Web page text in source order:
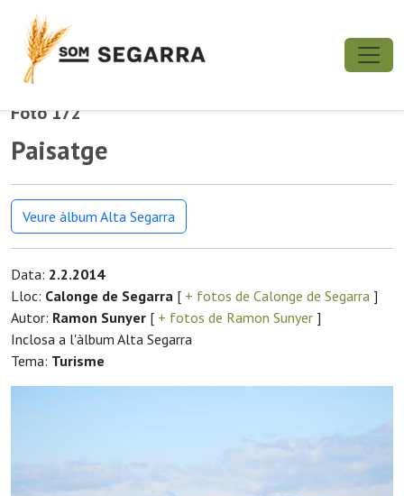
Foto 172
Paisatge
Veure àlbum Alta Segarra
Data: 2.2.2014
Lloc: Calonge de Segarra [ + fotos de Calonge de Segarra ]
Autor: Ramon Sunyer [ + fotos de Ramon Sunyer ]
Inclosa a l'àlbum Alta Segarra
Tema: Turisme